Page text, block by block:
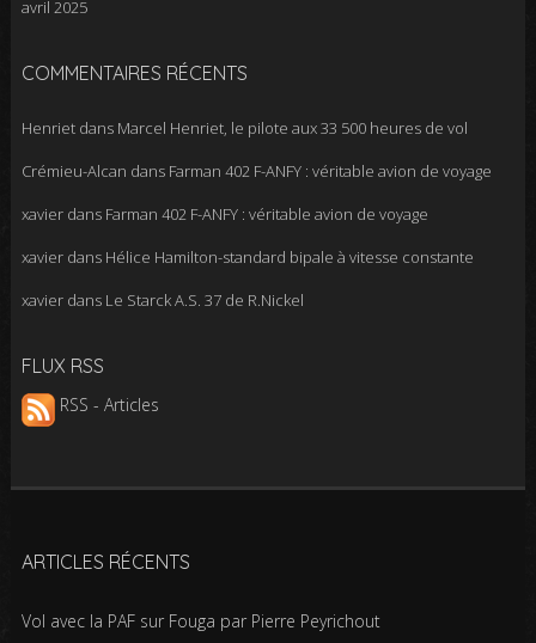
avril 2025
COMMENTAIRES RÉCENTS
Henrietdans Marcel Henriet, le pilote aux 33 500 heures de vol
Crémieu-Alcan dans Farman 402 F-ANFY : véritable avion de voyage
xavierdans Farman 402 F-ANFY : véritable avion de voyage
xavierdans Hélice Hamilton-standard bipale à vitesse constante
xavierdans Le Starck A.S. 37 de R.Nickel
FLUX RSS
RSS - Articles
ARTICLES RÉCENTS
Vol avec la PAF sur Fouga par Pierre Peyrichout